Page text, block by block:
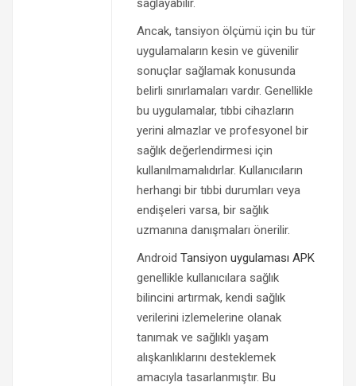
sağlayabilir.
Ancak, tansiyon ölçümü için bu tür
uygulamaların kesin ve güvenilir
sonuçlar sağlamak konusunda
belirli sınırlamaları vardır. Genellikle
bu uygulamalar, tıbbi cihazların
yerini almazlar ve profesyonel bir
sağlık değerlendirmesi için
kullanılmamalıdırlar. Kullanıcıların
herhangi bir tıbbi durumları veya
endişeleri varsa, bir sağlık
uzmanına danışmaları önerilir.
Android Tansiyon uygulaması APK
genellikle kullanıcılara sağlık
bilincini artırmak, kendi sağlık
verilerini izlemelerine olanak
tanımak ve sağlıklı yaşam
alışkanlıklarını desteklemek
amacıyla tasarlanmıştır. Bu